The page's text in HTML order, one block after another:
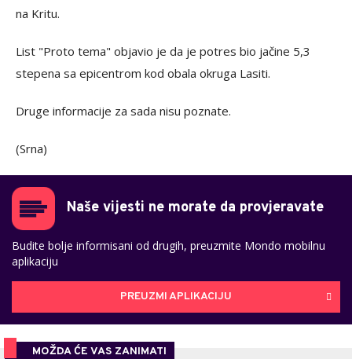
na Kritu.
List "Proto tema" objavio je da je potres bio jačine 5,3
stepena sa epicentrom kod obala okruga Lasiti.
Druge informacije za sada nisu poznate.
(Srna)
Naše vijesti ne morate da provjeravate
Budite bolje informisani od drugih, preuzmite Mondo mobilnu
aplikaciju
PREUZMI APLIKACIJU
MOŽDA ĆE VAS ZANIMATI